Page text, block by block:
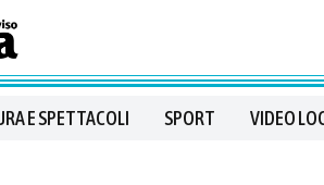
E SPETTACOLI SPORT VIDEO